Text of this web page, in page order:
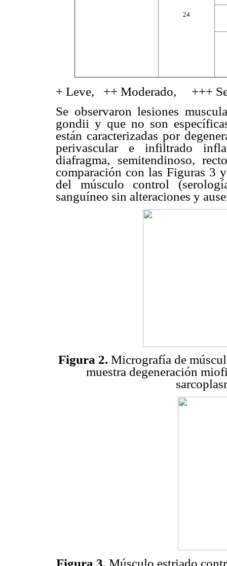
24
+ Leve, ++ Moderado,
+++
Se observaron lesiones
gondii y que no son
están caracterizadas por
perivascular e infiltrado
diafragma, semitendinoso,
comparación con las Figuras 3
del músculo control
sanguíneo sin alteraciones y
Figura 2. Micrografía de
muestra degeneración
Figura 3. Músculo estriado